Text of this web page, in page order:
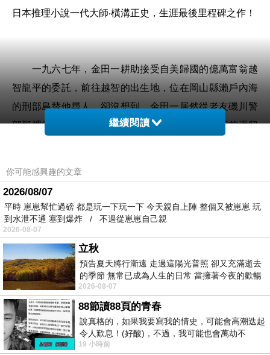
日本推理小說一代大師‧橫溝正史，生涯最後里程碑之作！
一九六七年，金田一耕助接受自美歸國的億萬富翁越
智龍平的委託，前往越智的出生地，位在岡山縣瀨戶內海
的刑部島替他尋人。卻沒想到，金田一居然從老友磯川警
部那裡得知越智想找的人，早已神秘死亡。而且死前還留
同時，越智帶著故鄉的開發案重回故土，引發了島上
再加上從越智回到島上開始，與世無爭的小島竟開始
發生殘酷的殺人事件。
神社的宮司被一箭穿心，慘死在神社拜殿內。
他的一個雙胞胎女兒被發現死在島上的洞穴中，遭野
狗和烏鴉啃食得慘不忍睹。
兩件慘案令島上陷入恐懼的漩渦。
詭異的死前留言難道預言了殺人案件？又是否真和越
智有所牽連？
繼續閱讀
你可能感興趣的文章
2026/08/07
平時 崽崽幫忙過磅 都是玩一下玩一下 今天親自上陣 整個又被崽崽 玩
到水泄不通 塞到爆炸 / 不過從崽崽自己親
2026-08-07
立秋
預告夏天將行漸遠 走過這陽光普照 卻又充滿逝去
的季節 無常已成為人生的日常 當擁著今夜的歡暢
舒心 轉眼驟成昨日 而明晨 太陽
2026-08-07
88節讀88頁的青春
說真格的，如果我要寫我的情史，可能會高潮迭起
令人歎息！(好酸)，不過，我可能也會萬劫不
復...，每天跪鍵盤還是被判了花心的罪
19 小時前